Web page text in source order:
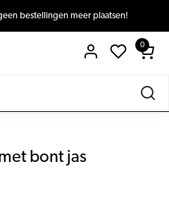
bestellingen meer plaatsen!
0
bont jas